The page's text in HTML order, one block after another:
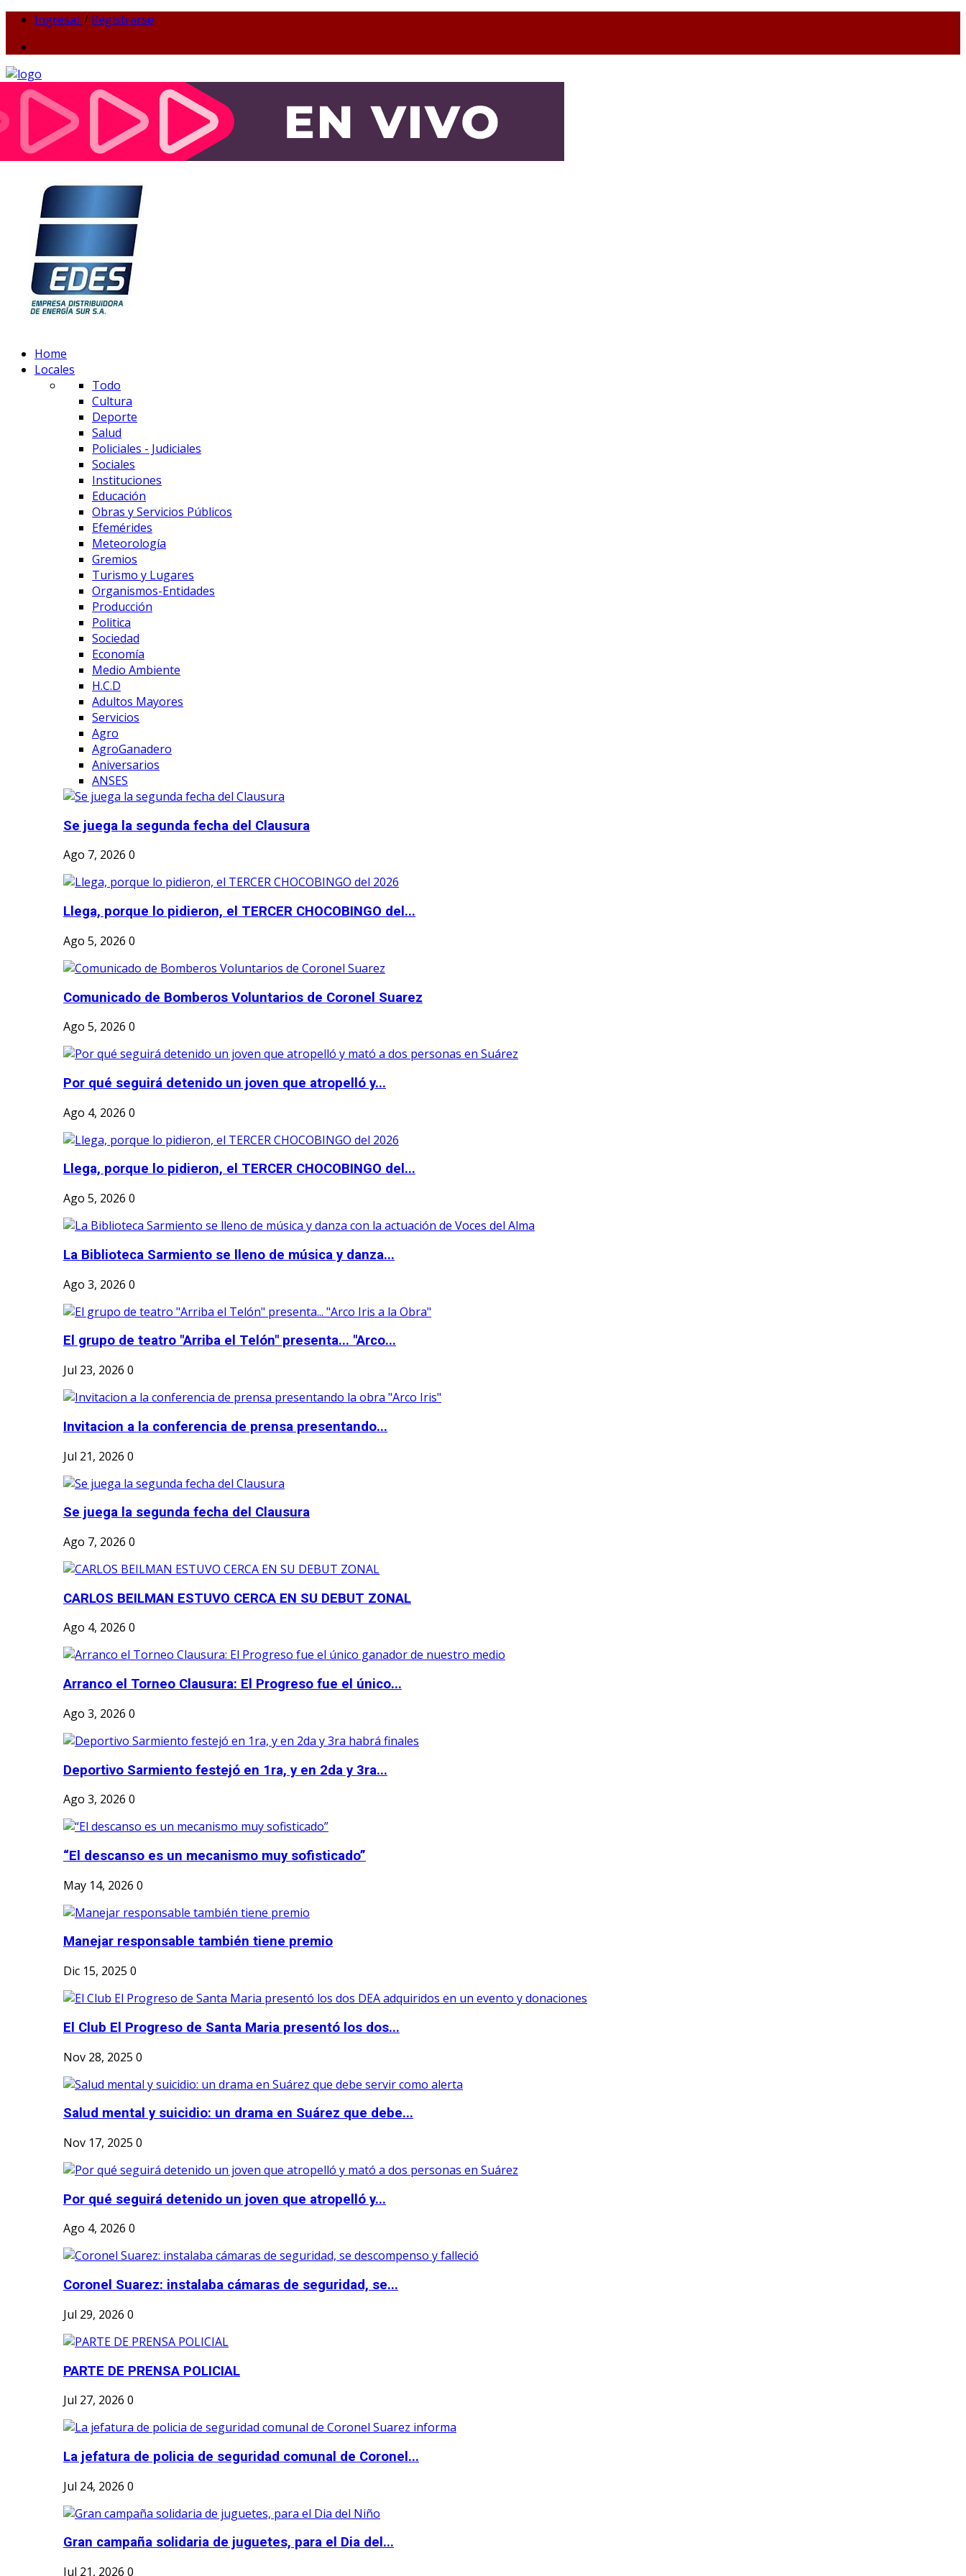
Ingresar/ Registrarse
Home
Locales
Todo
Cultura
Deporte
Salud
Policiales - Judiciales
Sociales
Instituciones
Educación
Obras y Servicios Públicos
Efemérides
Meteorología
Gremios
Turismo y Lugares
Organismos-Entidades
Producción
Politica
Sociedad
Economía
Medio Ambiente
H.C.D
Adultos Mayores
Servicios
Agro
AgroGanadero
Aniversarios
ANSES
Se juega la segunda fecha del Clausura
Ago 7, 2026 0
Llega, porque lo pidieron, el TERCER CHOCOBINGO del...
Ago 5, 2026 0
Comunicado de Bomberos Voluntarios de Coronel Suarez
Ago 5, 2026 0
Por qué seguirá detenido un joven que atropelló y...
Ago 4, 2026 0
Llega, porque lo pidieron, el TERCER CHOCOBINGO del...
Ago 5, 2026 0
La Biblioteca Sarmiento se lleno de música y danza...
Ago 3, 2026 0
El grupo de teatro "Arriba el Telón" presenta... "Arco...
Jul 23, 2026 0
Invitacion a la conferencia de prensa presentando...
Jul 21, 2026 0
Se juega la segunda fecha del Clausura
Ago 7, 2026 0
CARLOS BEILMAN ESTUVO CERCA EN SU DEBUT ZONAL
Ago 4, 2026 0
Arranco el Torneo Clausura: El Progreso fue el único...
Ago 3, 2026 0
Deportivo Sarmiento festejó en 1ra, y en 2da y 3ra...
Ago 3, 2026 0
“El descanso es un mecanismo muy sofisticado”
May 14, 2026 0
Manejar responsable también tiene premio
Dic 15, 2025 0
El Club El Progreso de Santa Maria presentó los dos...
Nov 28, 2025 0
Salud mental y suicidio: un drama en Suárez que debe...
Nov 17, 2025 0
Por qué seguirá detenido un joven que atropelló y...
Ago 4, 2026 0
Coronel Suarez: instalaba cámaras de seguridad, se...
Jul 29, 2026 0
PARTE DE PRENSA POLICIAL
Jul 27, 2026 0
La jefatura de policia de seguridad comunal de Coronel...
Jul 24, 2026 0
Gran campaña solidaria de juguetes, para el Dia del...
Jul 21, 2026 0